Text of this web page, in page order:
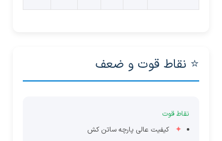
⭐ نقاط قوت و ضعف
نقاط قوت
کیفیت عالی پارچه ساتن کش